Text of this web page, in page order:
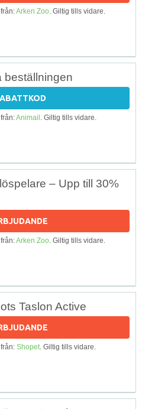
Arken Zoo. Giltig tills vidare.
beställningen
Animail. Giltig tills vidare.
– Upp till 30%
Arken Zoo. Giltig tills vidare.
Taslon Active
Shopet. Giltig tills vidare.